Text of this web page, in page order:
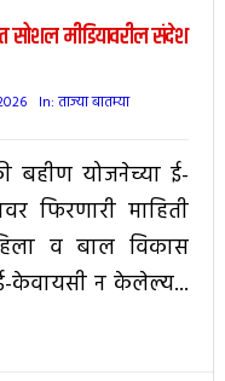
सोशल मीडियावरील संदेश
In: ताज्या बातम्या
बहीण योजनेच्या ई-
फिरणारी माहिती
व बाल विकास
केवायसी न केलेल्य...